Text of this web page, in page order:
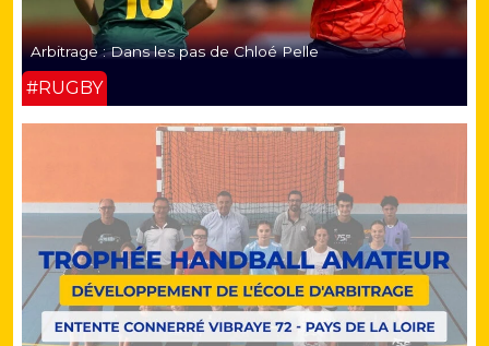
Arbitrage : Dans les pas de Chloé Pelle
#RUGBY